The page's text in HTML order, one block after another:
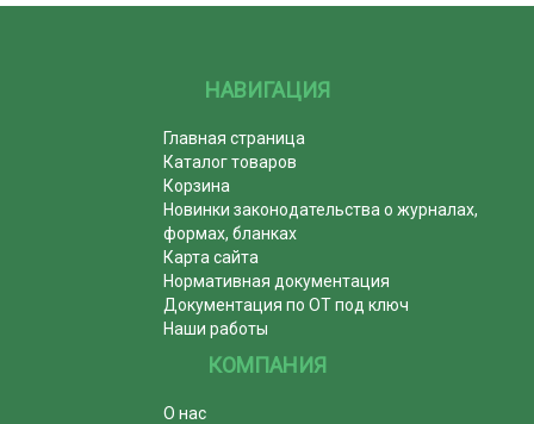
НАВИГАЦИЯ
Главная страница
Каталог товаров
Корзина
Новинки законодательства о журналах,
формах, бланках
Карта сайта
Нормативная документация
Документация по ОТ под ключ
Наши работы
КОМПАНИЯ
О нас